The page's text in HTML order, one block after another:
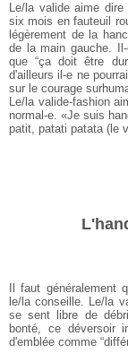
Le/la valide aime
six mois en fauteuil
légèrement de la
de la main gauche.
que “ça doit être
d'ailleurs il-e ne
sur le courage
Le/la valide-fashion
normal-e. «Je suis
patit, patati patata (le
Il faut généralement
le/la conseille. Le/la
se sent libre de
bonté, ce déversoir
d'emblée comme